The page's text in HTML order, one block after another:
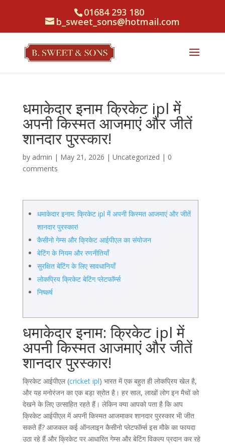
01684 293 180
b_sweet_sons@hotmail.com
धमाकेदार इनाम क्रिकेट ipl में
अपनी किस्मत आजमाएं और जीतें
शानदार पुरस्कार!
by admin | May 21, 2026 | Uncategorized | 0
comments
धमाकेदार इनाम: क्रिकेट ipl में अपनी किस्मत आजमाएं और जीतें
शानदार पुरस्कार!
कैसीनो गेम्स और क्रिकेट आईपीएल का संयोजन
बेटिंग के नियम और रणनीतियाँ
सुरक्षित बेटिंग के लिए सावधानियाँ
लोकप्रिय क्रिकेट बेटिंग प्लेटफॉर्म्स
निष्कर्ष
धमाकेदार इनाम: क्रिकेट ipl में
अपनी किस्मत आजमाएं और जीतें
शानदार पुरस्कार!
क्रिकेट आईपीएल (cricket ipl) भारत में एक बहुत ही लोकप्रिय खेल है,
और यह मनोरंजन का एक बड़ा स्रोत है। हर साल, लाखों लोग इन मैचों को
देखने के लिए उत्साहित रहते हैं। लेकिन क्या आपको पता है कि आप
क्रिकेट आईपीएल में अपनी किस्मत आजमाकर शानदार पुरस्कार भी जीत
सकते हैं? आजकल कई ऑनलाइन कैसीनो प्लेटफॉर्म्स इस मौके का फायदा
उठा रहे हैं और क्रिकेट पर आधारित गेम्स और बेटिंग विकल्प प्रदान कर रहे